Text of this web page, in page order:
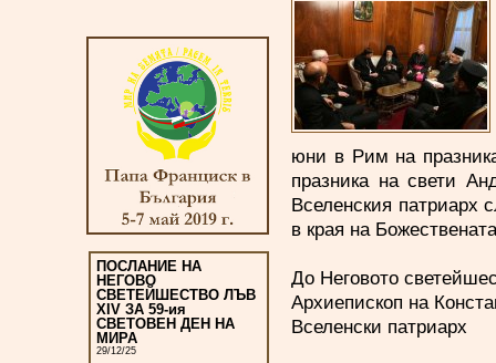
ПОСЛАНИЕ НА
НЕГОВО
СВЕТЕЙШЕСТВО ЛЪВ
XIV ЗА 59-ия
СВЕТОВЕН ДЕН НА
МИРА
29/12/25
юни в Рим на
празника на свети
Вселенския патриарх
в края на
До Неговото
Архиепископ на
Вселенски патриарх